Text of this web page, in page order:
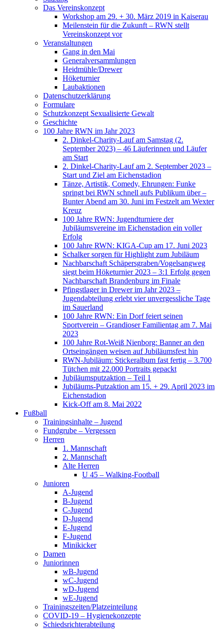
Das Vereinskonzept
Workshop am 29. + 30. März 2019 in Kaiserau
Meilenstein für die Zukunft – RWN stellt
Vereinskonzept vor
Veranstaltungen
Gang in den Mai
Generalversammlungen
Heidmühle/Drewer
Höketurnier
Laubaktionen
Datenschutzerklärung
Formulare
Schutzkonzept Sexualisierte Gewalt
Geschichte
100 Jahre RWN im Jahr 2023
2. Dinkel-Charity-Lauf am Samstag (2.
September 2023) – 46 Läuferinnen und Läufer
am Start
2. Dinkel-Charity-Lauf am 2. September 2023 –
Start und Ziel am Eichenstadion
Tänze, Artistik, Comedy, Ehrungen: Funke
springt bei RWN schnell aufs Publikum über –
Bunter Abend am 30. Juni im Festzelt am Wexter
Kreuz
100 Jahre RWN: Jugendturniere der
Jubiläumsvereine im Eichenstadion ein voller
Erfolg
100 Jahre RWN: KIGA-Cup am 17. Juni 2023
Schalker sorgen für Highlight zum Jubiläum
Nachbarschaft Schäpersgraben/Vogelsangweg
siegt beim Höketurnier 2023 – 3:1 Erfolg gegen
Nachbarschaft Brandenburg im Finale
Pfingstlager in Drewer im Jahr 2023 –
Jugendabteilung erlebt vier unvergessliche Tage
im Sauerland
100 Jahre RWN: Ein Dorf feiert seinen
Sportverein – Grandioser Familientag am 7. Mai
2023
100 Jahre Rot-Weiß Nienborg: Banner an den
Ortseingängen weisen auf Jubiläumsfest hin
RWN-Jubiläum: Stickeralbum fast fertig – 3.700
Tütchen mit 22.000 Portraits gepackt
Jubiläumsputzaktion – Teil 1
Jubiläums-Putzaktion am 15. + 29. April 2023 im
Eichenstadion
Kick-Off am 8. Mai 2022
Fußball
Trainingsinhalte – Jugend
Fundgrube – Vergessen
Herren
1. Mannschaft
2. Mannschaft
Alte Herren
U 45 – Walking-Football
Junioren
A-Jugend
B-Jugend
C-Jugend
D-Jugend
E-Jugend
F-Jugend
Minikicker
Damen
Juniorinnen
wB-Jugend
wC-Jugend
wD-Jugend
wE-Jugend
Trainingszeiten/Platzeinteilung
COVID-19 – Hygienekonzepte
Schiedsrichterabteilung